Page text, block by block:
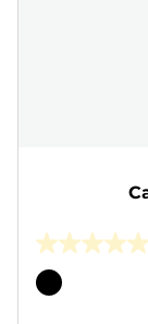
0.0
von
Farbpatrone